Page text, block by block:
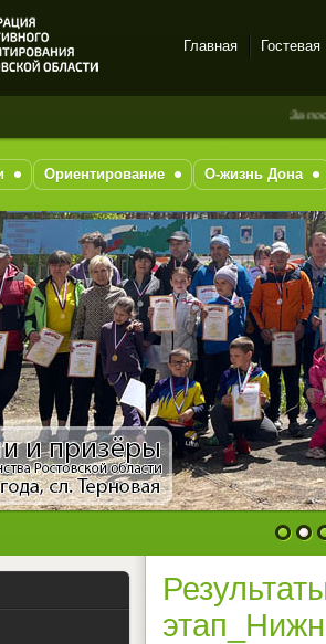
Главная Гостевая
За
Ориентирование О-жизнь Дона
1 2